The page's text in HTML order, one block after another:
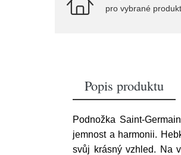
pro vybrané
Popis produktu
Podnožka Saint-
jemnost a harmonii.
svůj krásný vzhled. Na